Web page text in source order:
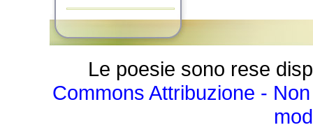
Le poesie sono rese
Commons Attribuzione -